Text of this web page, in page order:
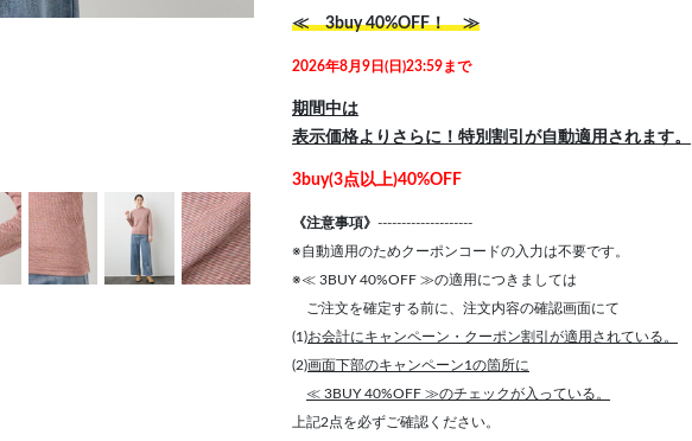
≪ 3buy 40%OFF！ ≫
2026年8月9日(日)23:59まで
期間中は
表示価格よりさらに！特別割引が自動適用されます。
3buy(3点以上)40%OFF
《注意事項》 --------------------
※自動適用のためクーポンコードの入力は不要です。
※≪ 3BUY 40%OFF ≫の適用につきましては
ご注文を確定する前に、注文内容の確認画面にて
(1)お会計にキャンペーン・クーポン割引が適用されている。
(2)画面下部のキャンペーン1の箇所に
≪ 3BUY 40%OFF ≫のチェックが入っている。
上記2点を必ずご確認ください。